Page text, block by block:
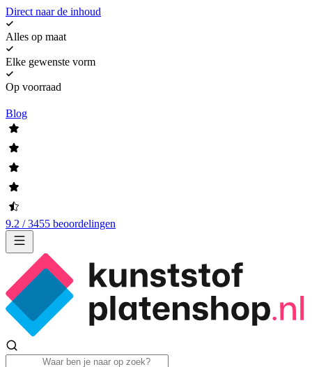
Direct naar de inhoud
Alles op maat
Elke gewenste vorm
Op voorraad
Blog
9.2 / 3455 beoordelingen